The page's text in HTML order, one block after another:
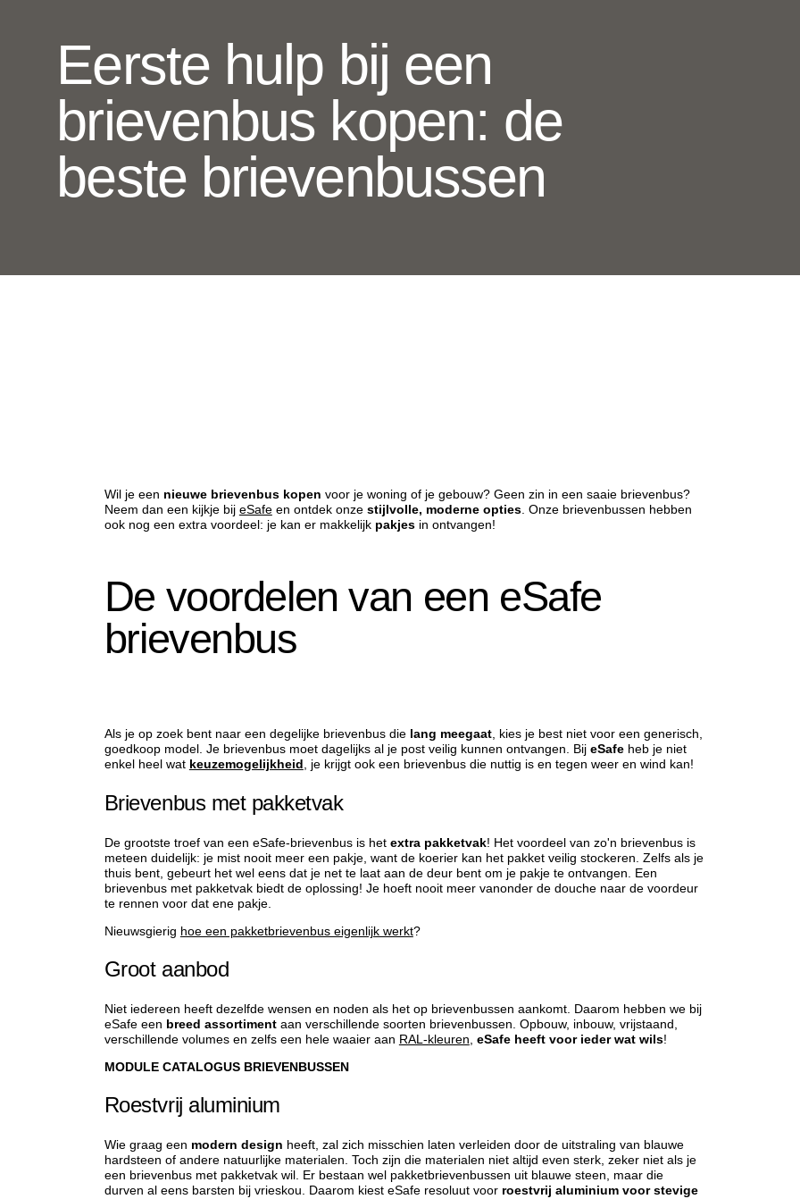
Eerste hulp bij een
brievenbus kopen: de
beste brievenbussen
Wil je een nieuwe brievenbus kopen voor je woning of je gebouw? Geen zin in een saaie brievenbus?
Neem dan een kijkje bij eSafeen ontdek onze stijlvolle, moderne opties. Onze brievenbussen hebben
ook nog een extra voordeel: je kan er makkelijk pakjesin ontvangen!
De voordelen van een eSafe
brievenbus
Als je op zoek bent naar een degelijke brievenbus die lang meegaat, kies je best niet voor een generisch,
goedkoop model. Je brievenbus moet dagelijks al je post veilig kunnen ontvangen. Bij eSafeheb je niet
enkel heel wat keuzemogelijkheid, je krijgt ook een brievenbus die nuttig is en tegen weer en wind kan!
Brievenbus met pakketvak
De grootste troef van een eSafe-brievenbus is het extra pakketvak! Het voordeel van zo'n brievenbus is
meteen duidelijk: je mist nooit meer een pakje, want de koerier kan het pakket veilig stockeren. Zelfs als je
thuis bent, gebeurt het wel eens dat je net te laat aan de deur bent om je pakje te ontvangen. Een
brievenbus met pakketvak biedt de oplossing! Je hoeft nooit meer vanonder de douche naar de voordeur
te rennen voor dat ene pakje.
Nieuwsgierig hoe een pakketbrievenbus eigenlijk werkt?
Groot aanbod
Niet iedereen heeft dezelfde wensen en noden als het op brievenbussen aankomt. Daarom hebben we bij
eSafe een breed assortiment aan verschillende soorten brievenbussen. Opbouw, inbouw, vrijstaand,
verschillende volumes en zelfs een hele waaier aan RAL-kleuren eSafe heeft voor ieder wat wils!
MODULE CATALOGUS BRIEVENBUSSEN
Roestvrij aluminium
Wie graag een modern design heeft, zal zich misschien laten verleiden door de uitstraling van blauwe
hardsteen of andere natuurlijke materialen. Toch zijn die materialen niet altijd even sterk, zeker niet als je
een brievenbus met pakketvak wil. Er bestaan wel pakketbrievenbussen uit blauwe steen, maar die
durven al eens barsten bij vrieskou. Daarom kiest eSafe resoluut voor roestvrij aluminium voor stevige